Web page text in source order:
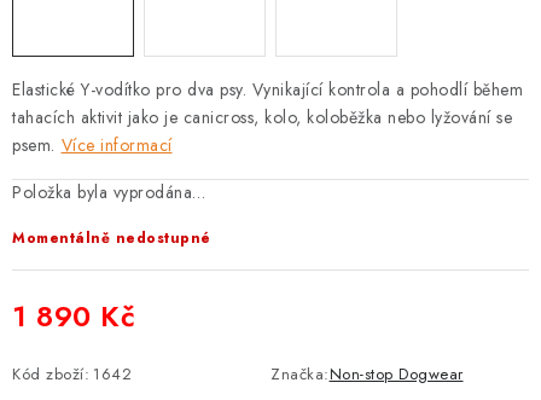
Elastické Y-vodítko pro dva psy. Vynikající kontrola a pohodlí během
tahacích aktivit jako je canicross, kolo, koloběžka nebo lyžování se
psem. Více informací
Položka byla vyprodána…
Momentálně nedostupné
1 890 Kč
Kód zboží: 1642 Značka:Non-stop Dogwear